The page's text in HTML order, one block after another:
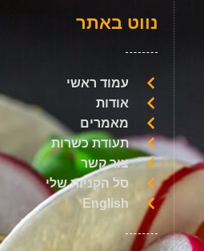
נווט באתר
עמוד ראשי
אודות
מאמרים
תעודת כשרות
צור קשר
סל הקניות שלי
English